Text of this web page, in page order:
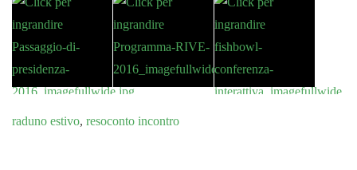
raduno estivo, resoconto incontro